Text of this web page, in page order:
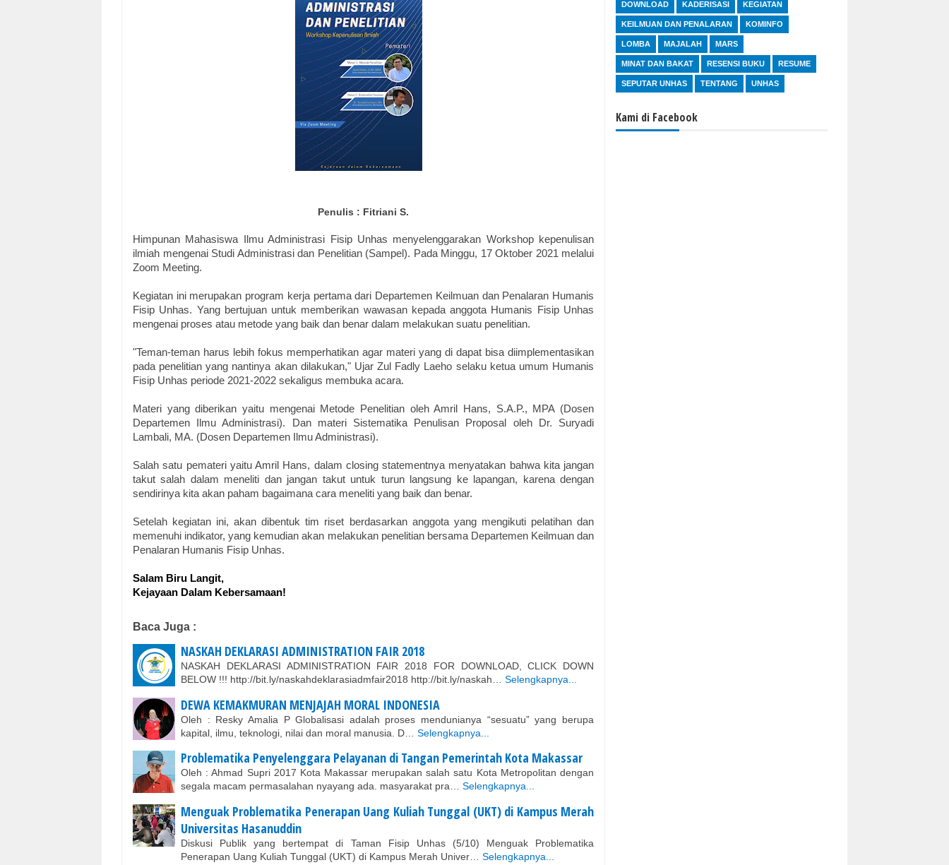
Penulis : Fitriani S.
Himpunan Mahasiswa Ilmu Administrasi Fisip Unhas menyelenggarakan Workshop kepenulisan
ilmiah mengenai Studi Administrasi dan Penelitian (Sampel). Pada Minggu, 17 Oktober 2021 melalui
Zoom Meeting.
Kegiatan ini merupakan program kerja pertama dari Departemen Keilmuan dan Penalaran Humanis
Fisip Unhas. Yang bertujuan untuk memberikan wawasan kepada anggota Humanis Fisip Unhas
mengenai proses atau metode yang baik dan benar dalam melakukan suatu penelitian.
"Teman-teman harus lebih fokus memperhatikan agar materi yang di dapat bisa diimplementasikan
pada penelitian yang nantinya akan dilakukan," Ujar Zul Fadly Laeho selaku ketua umum Humanis
Fisip Unhas periode 2021-2022 sekaligus membuka acara.
Materi yang diberikan yaitu mengenai Metode Penelitian oleh Amril Hans, S.A.P., MPA (Dosen
Departemen Ilmu Administrasi).
Dan materi Sistematika Penulisan Proposal oleh Dr. Suryadi
Lambali, MA. (Dosen Departemen Ilmu Administrasi).
Salah satu pemateri yaitu Amril Hans, dalam closing statementnya menyatakan bahwa kita jangan
takut salah dalam meneliti dan jangan takut untuk turun langsung ke lapangan, karena dengan
sendirinya kita akan paham bagaimana cara meneliti yang baik dan benar.
Setelah kegiatan ini, akan dibentuk tim riset berdasarkan anggota yang mengikuti pelatihan dan
memenuhi indikator, yang kemudian akan melakukan penelitian bersama Departemen Keilmuan dan
Penalaran Humanis Fisip Unhas.
Salam Biru Langit,
Kejayaan Dalam Kebersamaan!
Baca Juga :
NASKAH DEKLARASI ADMINISTRATION FAIR 2018
NASKAH DEKLARASI ADMINISTRATION FAIR 2018 FOR DOWNLOAD, CLICK DOWN
BELOW !!! http://bit.ly/naskahdeklarasiadmfair2018 http://bit.ly/naskah…
Selengkapnya...
DEWA KEMAKMURAN MENJAJAH MORAL INDONESIA
Oleh : Resky Amalia P Globalisasi adalah proses mendunianya “sesuatu” yang berupa
kapital, ilmu, teknologi, nilai dan moral manusia. D…
Selengkapnya...
Problematika Penyelenggara Pelayanan di Tangan Pemerintah Kota Makassar
Oleh : Ahmad Supri 2017 Kota Makassar merupakan salah satu Kota Metropolitan dengan
segala macam permasalahan nyayang ada. masyarakat pra…
Selengkapnya...
Menguak Problematika Penerapan Uang Kuliah Tunggal (UKT) di Kampus Merah
Universitas Hasanuddin
Diskusi Publik yang bertempat di Taman Fisip Unhas (5/10) Menguak Problematika
Penerapan Uang Kuliah Tunggal (UKT) di Kampus Merah Univer…
Selengkapnya...
DOWNLOAD KADERISASI KEGIATAN
KEILMUAN DAN PENALARAN KOMINFO
LOMBA MAJALAH MARS
MINAT DAN BAKAT RESENSI BUKU RESUME
SEPUTAR UNHAS TENTANG UNHAS
Kami di Facebook